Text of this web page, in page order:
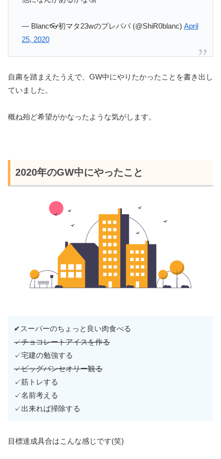
— Blanc👓初マタ23wのプレパパ (@ShiR0blanc) April
25, 2020
自粛を踏まえたうえで、GW中にやりたかったことを書き出し
ていました。
概ね殆ど希望がかなったような気がします。
2020年のGW中にやったこと
✔スーパーのちょっと良い肉食べる
✓チョコレートアイスを作る
✓宅建の勉強する
✓ビッグバンセオリー観る
✓筋トレする
✓名前考える
✓出来れば掃除する
目標達成具合はこんな感じです(笑)